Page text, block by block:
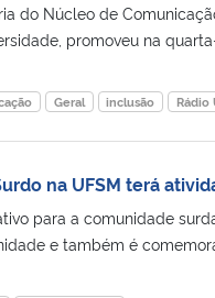
do Núcleo de
promoveu na
Geral inclusão Rádio
na UFSM terá
para a comunidade
e também é